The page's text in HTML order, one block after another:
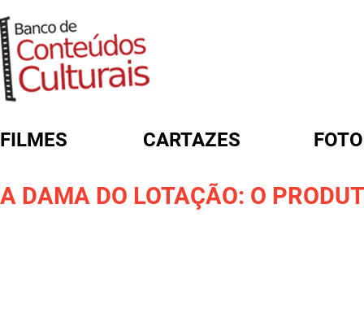
FILMES CARTAZES
A DAMA DO LOTAÇÃO: O
FORMULÁRIO DE BUSCA